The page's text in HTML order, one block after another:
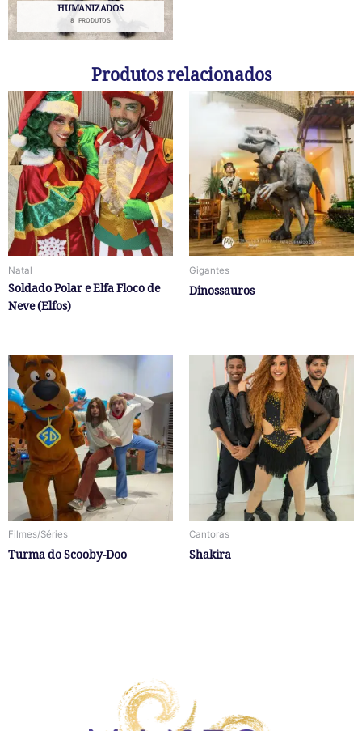
HUMANIZADOS
8 PRODUTOS
Produtos relacionados
Natal
Soldado Polar e Elfa Floco de
Neve (Elfos)
Gigantes
Dinossauros
Filmes/Séries
Turma do Scooby-Doo
Cantoras
Shakira